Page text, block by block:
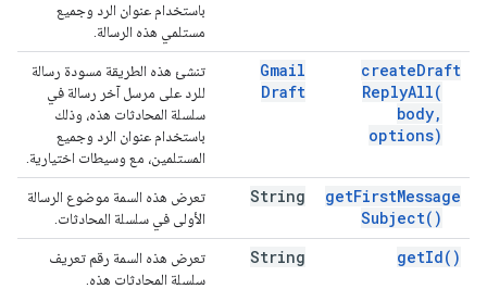
باستخدام عنوان الرد وجميع
مستلمي هذه الرسالة.
createDraft
ReplyAll(
body,
options)
Gmail
Draft
تنشئ هذه الطريقة مسودة رسالة
للرد على مرسل آخر رسالة في
سلسلة المحادثات هذه، وذلك
باستخدام عنوان الرد وجميع
المستلمين، مع وسيطات اختيارية.
getFirstMessage
Subject( )
String
تعرض هذه السمة موضوع الرسالة
الأولى في سلسلة المحادثات.
getId( )
String
تعرض هذه السمة رقم تعريف
سلسلة المحادثات هذه.